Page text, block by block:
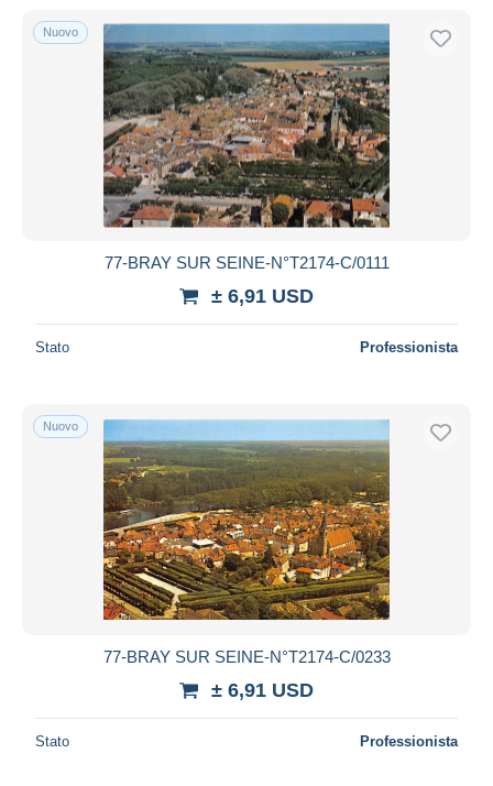
Nuovo
77-BRAY SUR SEINE-N°T2174-C/0111
± 6,91 USD
Stato Professionista
Nuovo
77-BRAY SUR SEINE-N°T2174-C/0233
± 6,91 USD
Stato Professionista